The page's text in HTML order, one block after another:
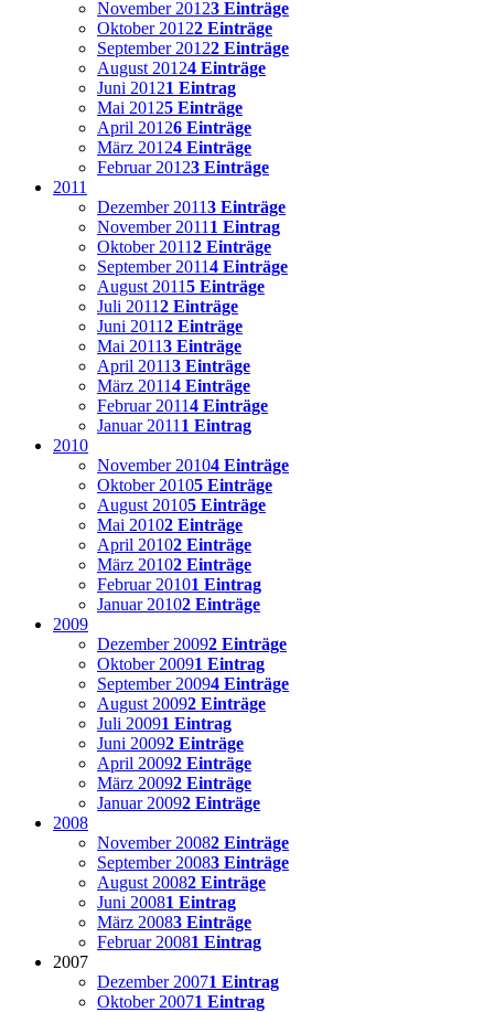
November 20123 Einträge
Oktober 20122 Einträge
September 20122 Einträge
August 20124 Einträge
Juni 20121 Eintrag
Mai 20125 Einträge
April 20126 Einträge
März 20124 Einträge
Februar 20123 Einträge
2011
Dezember 20113 Einträge
November 2011 1 Eintrag
Oktober 20112 Einträge
September 20114 Einträge
August 20115 Einträge
Juli 20112 Einträge
Juni 20112 Einträge
Mai 20113 Einträge
April 20113 Einträge
März 20114 Einträge
Februar 20114 Einträge
Januar 2011 1 Eintrag
2010
November 20104 Einträge
Oktober 20105 Einträge
August 20105 Einträge
Mai 20102 Einträge
April 20102 Einträge
März 20102 Einträge
Februar 20101 Eintrag
Januar 20102 Einträge
2009
Dezember 20092 Einträge
Oktober 20091 Eintrag
September 20094 Einträge
August 20092 Einträge
Juli 20091 Eintrag
Juni 20092 Einträge
April 20092 Einträge
März 20092 Einträge
Januar 20092 Einträge
2008
November 20082 Einträge
September 20083 Einträge
August 20082 Einträge
Juni 20081 Eintrag
März 20083 Einträge
Februar 20081 Eintrag
2007
Dezember 20071 Eintrag
Oktober 20071 Eintrag